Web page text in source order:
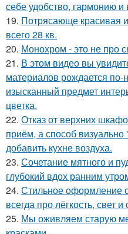
себе удобство, гармонию
19. Потрясающе красивая
всего 28 кв.
20. Монохром - это не про
21. В этом видео вы
материалов рождается
изысканный предмет
цветка.
22. Отказ от верхних
приём, а способ
добавить кухне воздуха.
23. Сочетание мятного и
глубокий вдох ранним
24. Стильное оформление
всегда про лёгкость, свет и
25. Мы оживляем старую